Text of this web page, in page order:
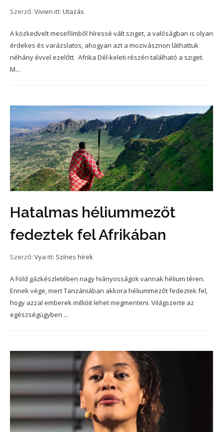
Szerző: Vivien itt: Utazás
A közkedvelt mesefilmből híressé vált sziget, a valóságban is olyan
érdekes és varázslatos, ahogyan azt a mozivásznon láthattuk
néhány évvel ezelőtt. Afrika Dél-keleti részén található a sziget.
M...
Hatalmas héliummezőt
fedeztek fel Afrikában
Szerző: Vya itt: Színes hírek
A Föld gázkészletében nagy hiányosságok vannak hélium téren.
Ennek vége, mert Tanzániában akkora héliummezőt fedeztek fel,
hogy azzal emberek millióit lehet megmenteni. Világszerte az
egészségügyben ...